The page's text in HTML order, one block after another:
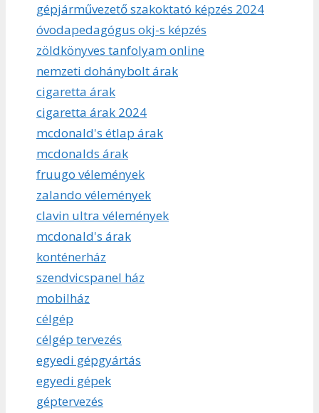
gépjárművezető szakoktató képzés 2024
óvodapedagógus okj-s képzés
zöldkönyves tanfolyam online
nemzeti dohánybolt árak
cigaretta árak
cigaretta árak 2024
mcdonald's étlap árak
mcdonalds árak
fruugo vélemények
zalando vélemények
clavin ultra vélemények
mcdonald's árak
konténerház
szendvicspanel ház
mobilház
célgép
célgép tervezés
egyedi gépgyártás
egyedi gépek
géptervezés